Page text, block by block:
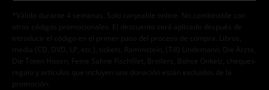
*Válido durante 4 semanas. Solo canjeable online. No combinable con
otros códigos promocionales. El descuento será aplicado después de
introducir el código en el primer paso del proceso de compra. Libros,
media (CD, DVD, LP, etc.), tickets, Rammstein, (Till) Lindemann, Die Ärzte,
Die Toten Hosen, Feine Sahne Fischfilet, Broilers, Böhse Onkelz, cheques-
regalo y artículos que incluyen una donación están excluidos de la
promoción.